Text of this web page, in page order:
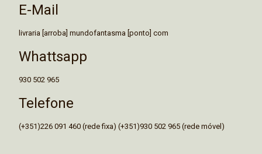
E-Mail
livraria [arroba] mundofantasma [ponto] com
Whattsapp
930 502 965
Telefone
(+351)226 091 460 (rede fixa) (+351)930 502 965 (rede móvel)